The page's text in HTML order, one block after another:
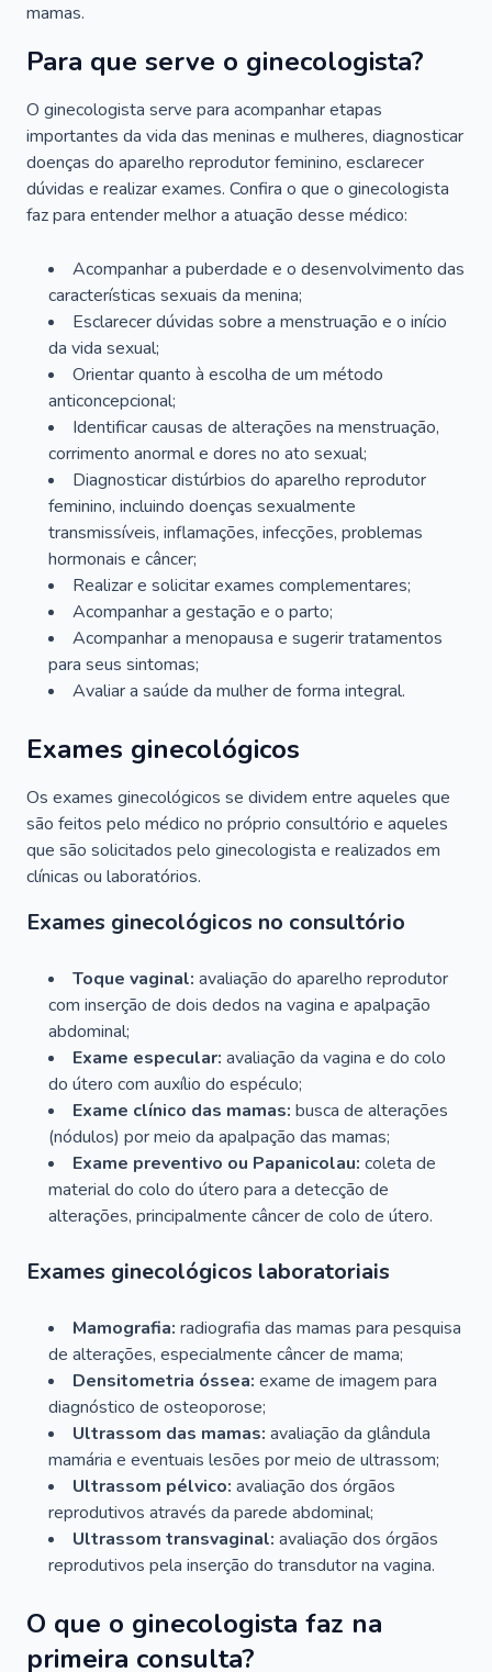
mamas.
Para que serve o ginecologista?
O ginecologista serve para acompanhar etapas
importantes da vida das meninas e mulheres, diagnosticar
doenças do aparelho reprodutor feminino, esclarecer
dúvidas e realizar exames. Confira o que o ginecologista
faz para entender melhor a atuação desse médico:
Acompanhar a puberdade e o desenvolvimento das
características sexuais da menina;
Esclarecer dúvidas sobre a menstruação e o início
da vida sexual;
Orientar quanto à escolha de um método
anticoncepcional;
Identificar causas de alterações na menstruação,
corrimento anormal e dores no ato sexual;
Diagnosticar distúrbios do aparelho reprodutor
feminino, incluindo doenças sexualmente
transmissíveis, inflamações, infecções, problemas
hormonais e câncer;
Realizar e solicitar exames complementares;
Acompanhar a gestação e o parto;
Acompanhar a menopausa e sugerir tratamentos
para seus sintomas;
Avaliar a saúde da mulher de forma integral.
Exames ginecológicos
Os exames ginecológicos se dividem entre aqueles que
são feitos pelo médico no próprio consultório e aqueles
que são solicitados pelo ginecologista e realizados em
clínicas ou laboratórios.
Exames ginecológicos no consultório
Toque vaginal: avaliação do aparelho reprodutor
com inserção de dois dedos na vagina e apalpação
abdominal;
Exame especular: avaliação da vagina e do colo
do útero com auxílio do espéculo;
Exame clínico das mamas: busca de alterações
(nódulos) por meio da apalpação das mamas;
Exame preventivo ou Papanicolau: coleta de
material do colo do útero para a detecção de
alterações, principalmente câncer de colo de útero.
Exames ginecológicos laboratoriais
Mamografia: radiografia das mamas para pesquisa
de alterações, especialmente câncer de mama;
Densitometria óssea: exame de imagem para
diagnóstico de osteoporose;
Ultrassom das mamas: avaliação da glândula
mamária e eventuais lesões por meio de ultrassom;
Ultrassom pélvico: avaliação dos órgãos
reprodutivos através da parede abdominal;
Ultrassom transvaginal: avaliação dos órgãos
reprodutivos pela inserção do transdutor na vagina.
O que o ginecologista faz na
primeira consulta?